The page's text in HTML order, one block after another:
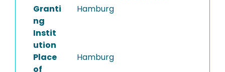
Granti
ng
Instit
ution
Hamburg
Place
of
Hamburg